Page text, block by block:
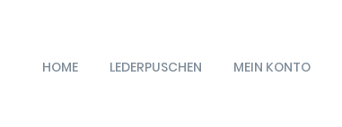
HOME LEDERPUSCHEN MEIN KONTO